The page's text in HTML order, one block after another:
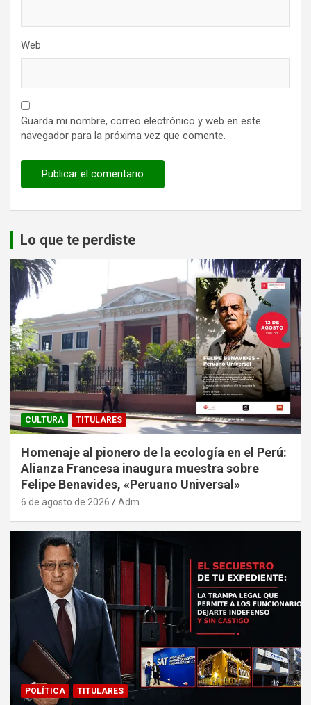
Web
Guarda mi nombre, correo electrónico y web en este
navegador para la próxima vez que comente.
Lo que te perdiste
CULTURA TITULARES
Homenaje al pionero de la ecología en el Perú:
Alianza Francesa inaugura muestra sobre
Felipe Benavides, «Peruano Universal»
6 de agosto de 2026 Adm
POLÍTICA TITULARES